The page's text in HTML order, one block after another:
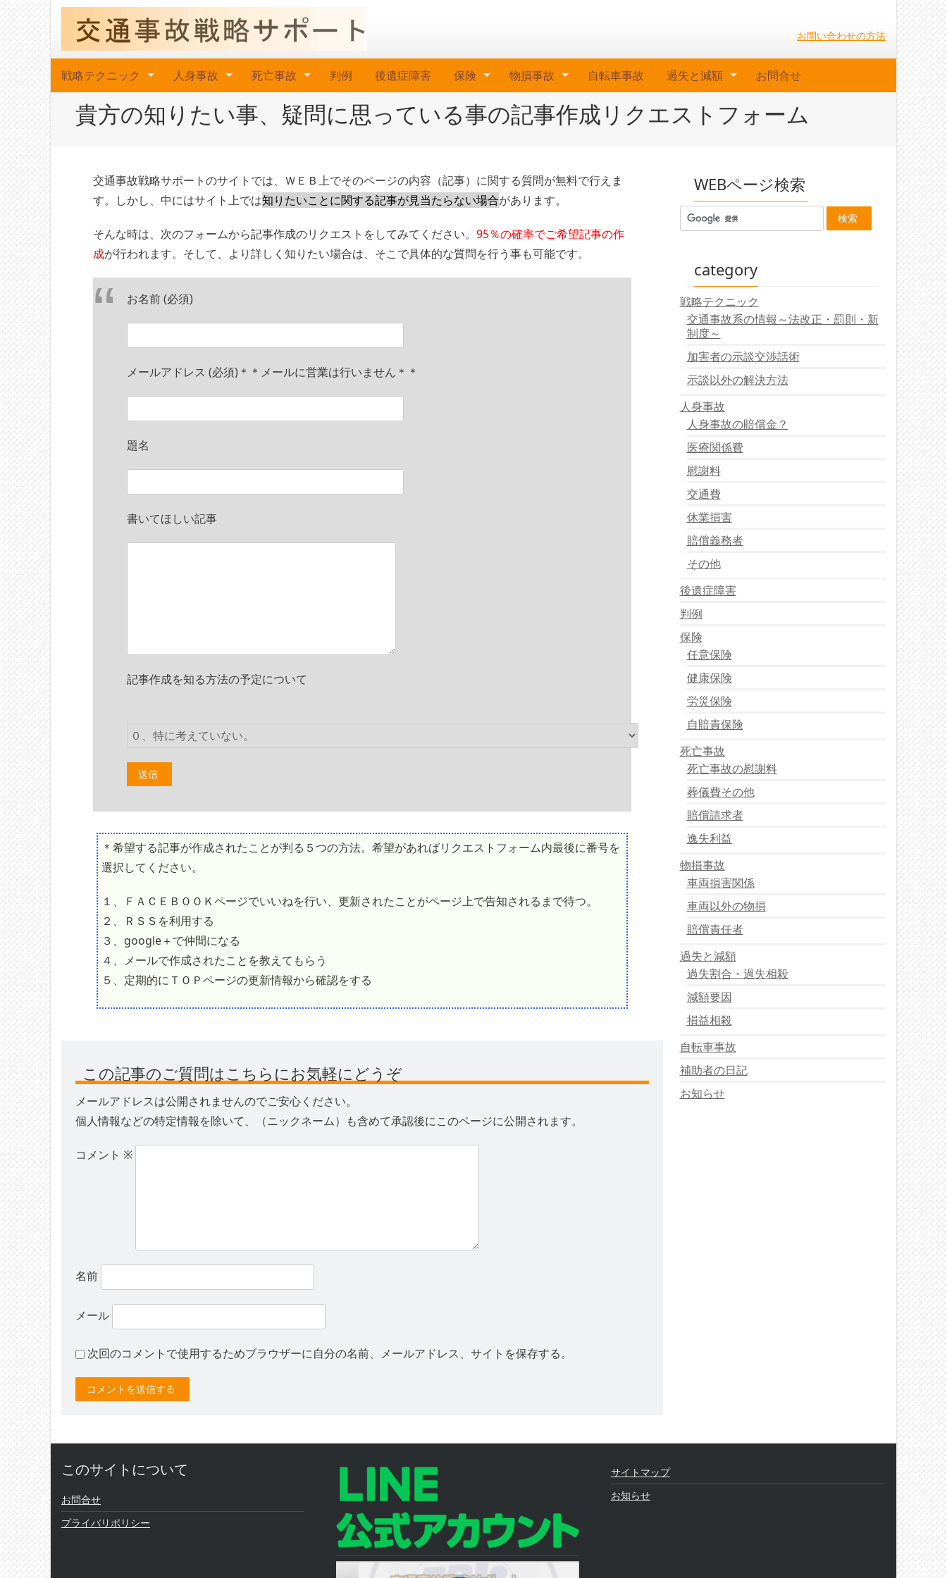
お問い合わせの方法
戦略テクニック 人身事故 死亡事故 判例 後遺症障害 保険 物損事故 自転車事故 過失と減額 お問合せ
貴方の知りたい事、疑問に思っている事の記事作成リクエストフォーム
交通事故戦略サポートのサイトでは、ＷＥＢ上でそのページの内容（記事）に関する質問が無料で行えま
す。しかし、中にはサイト上では知りたいことに関する記事が見当たらない場合があります。
そんな時は、次のフォームから記事作成のリクエストをしてみてください。 95％の確率でご希望記事の作
成が行われます。そして、より詳しく知りたい場合は、そこで具体的な質問を行う事も可能です。
お名前 (必須)
メールアドレス (必須)＊＊メールに営業は行いません＊＊
題名
書いてほしい記事
記事作成を知る方法の予定について
＊希望する記事が作成されたことが判る５つの方法。希望があればリクエストフォーム内最後に番号を
選択してください。
１、ＦＡＣＥＢＯＯＫページでいいねを行い、更新されたことがページ上で告知されるまで待つ。
２、ＲＳＳを利用する
３、google＋で仲間になる
４、メールで作成されたことを教えてもらう
５、定期的にＴＯＰページの更新情報から確認をする
この記事のご質問はこちらにお気軽にどうぞ
メールアドレスは公開されませんのでご安心ください。
個人情報などの特定情報を除いて、（ニックネーム）も含めて承認後にこのページに公開されます。
コメント ※
名前
メール
次回のコメントで使用するためブラウザーに自分の名前、メールアドレス、サイトを保存する。
WEBページ検索
category
戦略テクニック
交通事故系の情報～法改正・罰則・新
制度～
加害者の示談交渉話術
示談以外の解決方法
人身事故
人身事故の賠償金？
医療関係費
慰謝料
交通費
休業損害
賠償義務者
その他
後遺症障害
判例
保険
任意保険
健康保険
労災保険
自賠責保険
死亡事故
死亡事故の慰謝料
葬儀費その他
賠償請求者
逸失利益
物損事故
車両損害関係
車両以外の物損
賠償責任者
過失と減額
過失割合・過失相殺
減額要因
損益相殺
自転車事故
補助者の日記
お知らせ
このサイトについて
お問合せ
プライバリポリシー
サイトマップ
お知らせ